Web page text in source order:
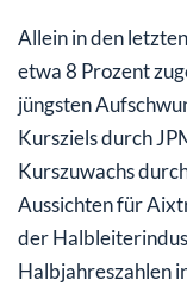
Allein in den
etwa 8 Prozent
jüngsten
Kursziels durch
Kurszuwachs
Aussichten für
der
Halbjahreszahlen